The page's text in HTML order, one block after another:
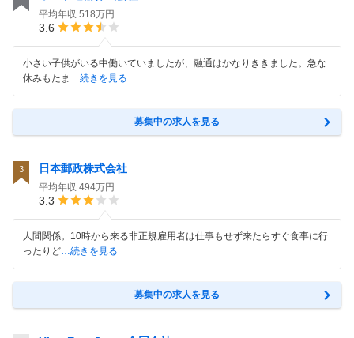
平均年収 518万円
3.6
小さい子供がいる中働いていましたが、融通はかなりききました。急な
休みもたま …続きを見る
募集中の求人を見る
3 日本郵政株式会社
平均年収 494万円
3.3
人間関係。10時から来る非正規雇用者は仕事もせず来たらすぐ食事に行
ったりど…続きを見る
募集中の求人を見る